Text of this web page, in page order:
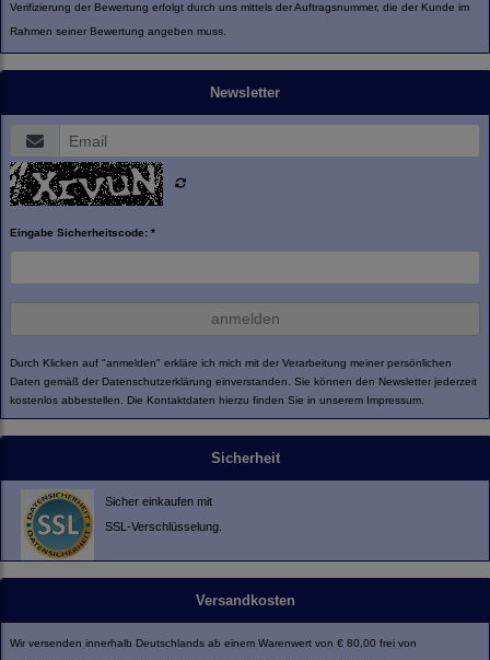
Verifizierung der Bewertung erfolgt durch uns mittels der Auftragsnummer, die der Kunde im
Rahmen seiner Bewertung angeben muss.
Newsletter
Eingabe Sicherheitscode: *
anmelden
Durch Klicken auf "anmelden" erkläre ich mich mit der Verarbeitung meiner persönlichen
Daten gemäß der Datenschutzerklärung einverstanden. Sie können den Newsletter jederzeit
kostenlos abbestellen. Die Kontaktdaten hierzu finden Sie in unserem Impressum.
Sicherheit
Sicher einkaufen mit
SSL-Verschlüsselung.
Versandkosten
Wir versenden innerhalb Deutschlands ab einem Warenwert von € 80,00 frei von